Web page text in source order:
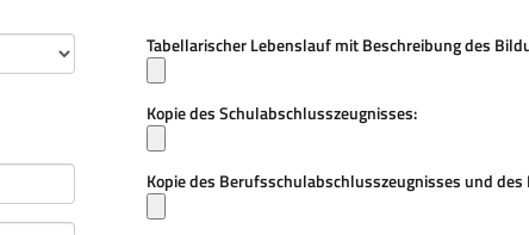
Tabellarischer Lebenslauf mit Beschreibung des
Kopie des Schulabschlusszeugnisses:
Kopie des Berufsschulabschlusszeugnisses und des